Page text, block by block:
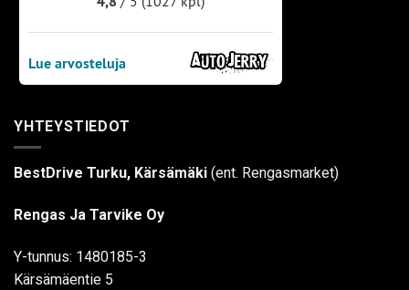
YHTEYSTIEDOT
BestDrive Turku, Kärsämäki (ent. Rengasmarket)
Rengas Ja Tarvike Oy
Y-tunnus: 1480185-3
Kärsämäentie 5